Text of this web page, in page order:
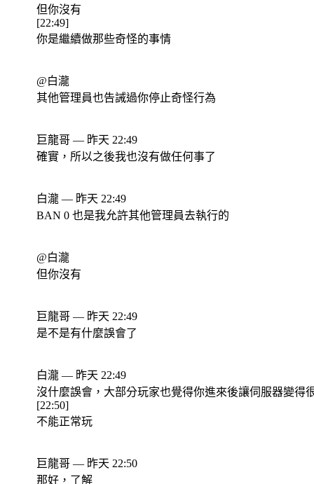
但你沒有
[22:49]
你是繼續做那些奇怪的事情
@白瀧
其他管理員也告誡過你停止奇怪行為
巨龍哥 — 昨天 22:49
確實，所以之後我也沒有做任何事了
白瀧 — 昨天 22:49
BAN 0 也是我允許其他管理員去執行的
@白瀧
但你沒有
巨龍哥 — 昨天 22:49
是不是有什麼誤會了
白瀧 — 昨天 22:49
沒什麼誤會，大部分玩家也覺得你進來後讓伺服器變得
[22:50]
不能正常玩
巨龍哥 — 昨天 22:50
那好，了解